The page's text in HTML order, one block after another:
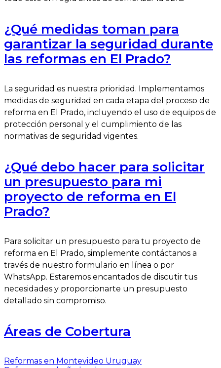
¿Qué medidas toman para
garantizar la seguridad durante
las reformas en El Prado?
La seguridad es nuestra prioridad. Implementamos
medidas de seguridad en cada etapa del proceso de
reforma en El Prado, incluyendo el uso de equipos de
protección personal y el cumplimiento de las
normativas de seguridad vigentes.
¿Qué debo hacer para solicitar
un presupuesto para mi
proyecto de reforma en El
Prado?
Para solicitar un presupuesto para tu proyecto de
reforma en El Prado, simplemente contáctanos a
través de nuestro formulario en línea o por
WhatsApp. Estaremos encantados de discutir tus
necesidades y proporcionarte un presupuesto
detallado sin compromiso.
Áreas de Cobertura
Reformas en Montevideo Uruguay